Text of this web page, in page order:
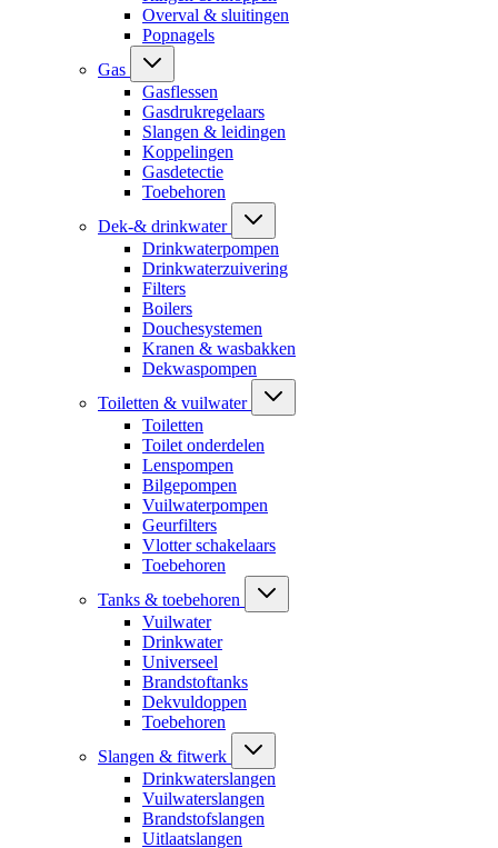
Overval & sluitingen
Popnagels
Gas
Gasflessen
Gasdrukregelaars
Slangen & leidingen
Koppelingen
Gasdetectie
Toebehoren
Dek-& drinkwater
Drinkwaterpompen
Drinkwaterzuivering
Filters
Boilers
Douchesystemen
Kranen & wasbakken
Dekwaspompen
Toiletten & vuilwater
Toiletten
Toilet onderdelen
Lenspompen
Bilgepompen
Vuilwaterpompen
Geurfilters
Vlotter schakelaars
Toebehoren
Tanks & toebehoren
Vuilwater
Drinkwater
Universeel
Brandstoftanks
Dekvuldoppen
Toebehoren
Slangen & fitwerk
Drinkwaterslangen
Vuilwaterslangen
Brandstofslangen
Uitlaatslangen